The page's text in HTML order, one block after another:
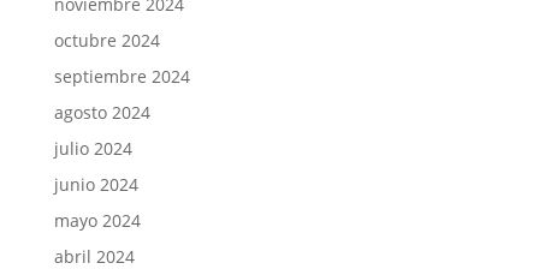
octubre 2024
septiembre 2024
agosto 2024
julio 2024
junio 2024
mayo 2024
abril 2024